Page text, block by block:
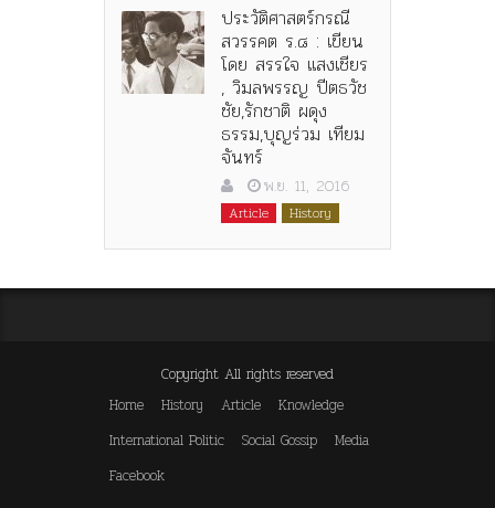
ประวัติศาสตร์กรณี
สวรรคต ร.๘ : เขียน
โดย สรรใจ แสงเชียร
, วิมลพรรญ ปีตธวัช
ชัย,รักชาติ ผดุง
ธรรม,บุญร่วม เทียม
จันทร์
พ.ย. 11, 2016
Article History
Copyright All rights reserved
Home
History Article
Knowledge
International Politic
Social Gossip
Media
Facebook